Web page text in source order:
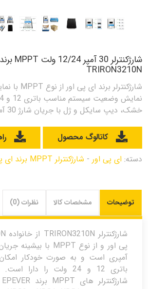
TRIRON3210N
خشک، دیپ سایکل و ژل با جریان شارژ 30 آمپر
کاتالوگ محصول
دسته: ای پی اور - شارژکنترلر MPPT برند ای پی اور سری Triron
توضیحات مشخصات کالا نظرات (0)
آمپری است و به صورت خودکار امکان
باتری 12 و 24 ولت را دارا